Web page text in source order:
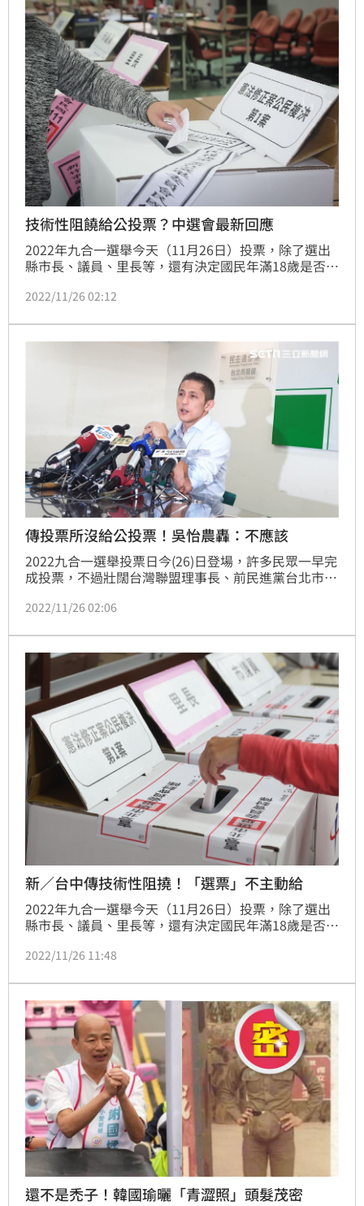
技術性阻饒給公投票？中選會最新回應
2022年九合一選舉今天（11月26日）投票，除了選出
縣市長、議員、里長等，還有決定國民年滿18歲是否有
票。不過台中部分投開票所卻出現怪現象，許多民眾反
傳，疑似出現「技術性阻撓」。台中選委會表示，投票
方式為「領、領、投」，已調整改善檢討。
2022/11/26 02:12
傳投票所沒給公投票！吳怡農轟：不應該
2022九合一選舉投票日今(26)日登場，許多民眾一早完
成投票，不過壯闊台灣聯盟理事長、前民進黨台北市黨
差點沒領到的情形，痛斥「這不應該發生」，並提醒民
2022/11/26 02:06
新／台中傳技術性阻撓！「選票」不主動給
2022年九合一選舉今天（11月26日）投票，除了選出
縣市長、議員、里長等，還有決定國民年滿18歲是否有
票。不過台中部分投開票所卻出現怪現象，許多民眾反
傳，疑似出現「技術性阻撓」。（記者　陳佳鈴）
2022/11/26 11:48
還不是禿子！韓國瑜曬「青澀照」頭髮茂密